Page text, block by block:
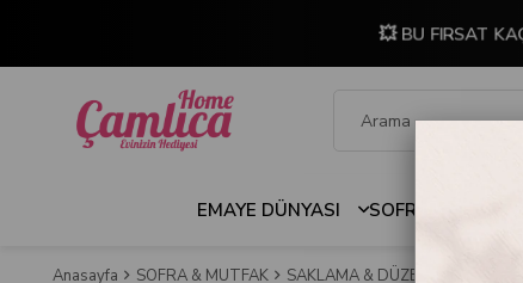
💥 BU FIRSAT
EMAYE DÜNYASI SOFRA & MUTFAK
Anasayfa SOFRA & MUTFAK SAKLAMA & DÜZENLEME